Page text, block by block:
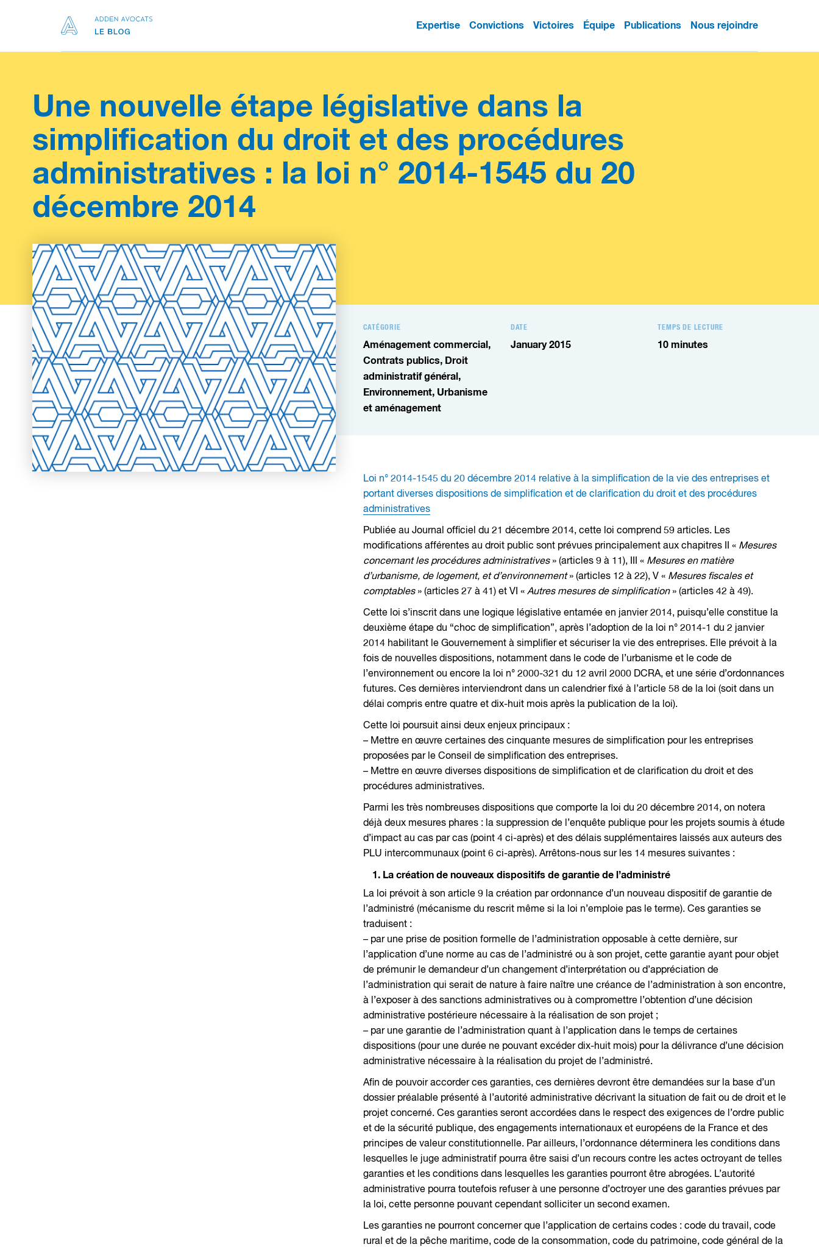
Expertise Convictions Victoires Équipe Publications Nous rejoindre
Une nouvelle étape législative dans la
simplification du droit et des procédures
administratives : la loi n° 2014-1545 du 20
décembre 2014
CATÉGORIE
Aménagement commercial,
Contrats publics, Droit
administratif général,
Environnement, Urbanisme
et aménagement
DATE
January 2015
TEMPS DE LECTURE
10 minutes
Loi n° 2014-1545 du 20 décembre 2014 relative à la simplification de la vie des entreprises et
portant diverses dispositions de simplification et de clarification du droit et des procédures
administratives
Publiée au Journal officiel du 21 décembre 2014, cette loi comprend 59 articles. Les
modifications afférentes au droit public sont prévues principalement aux chapitres II « Mesures
concernant les procédures administratives» (articles 9 à 11), III « Mesures en matière
d’urbanisme, de logement, et d’environnement» (articles 12 à 22), V « Mesures fiscales et
comptables » (articles 27 à 41) et VI «Autres mesures de simplification » (articles 42 à 49).
Cette loi s’inscrit dans une logique législative entamée en janvier 2014, puisqu’elle constitue la
deuxième étape du “choc de simplification”, après l’adoption de la loi n° 2014-1 du 2 janvier
2014 habilitant le Gouvernement à simplifier et sécuriser la vie des entreprises. Elle prévoit à la
fois de nouvelles dispositions, notamment dans le code de l’urbanisme et le code de
l’environnement ou encore la loi n° 2000-321 du 12 avril 2000 DCRA, et une série d’ordonnances
futures. Ces dernières interviendront dans un calendrier fixé à l’article 58 de la loi (soit dans un
délai compris entre quatre et dix-huit mois après la publication de la loi).
Cette loi poursuit ainsi deux enjeux principaux :
– Mettre en œuvre certaines des cinquante mesures de simplification pour les entreprises
proposées par le Conseil de simplification des entreprises.
– Mettre en œuvre diverses dispositions de simplification et de clarification du droit et des
procédures administratives.
Parmi les très nombreuses dispositions que comporte la loi du 20 décembre 2014, on notera
déjà deux mesures phares : la suppression de l’enquête publique pour les projets soumis à étude
d’impact au cas par cas (point 4 ci-après) et des délais supplémentaires laissés aux auteurs des
PLU intercommunaux (point 6 ci-après). Arrêtons-nous sur les 14 mesures suivantes :
1. La création de nouveaux dispositifs de garantie de l’administré
La loi prévoit à son article 9 la création par ordonnance d’un nouveau dispositif de garantie de
l’administré (mécanisme du rescrit même si la loi n’emploie pas le terme). Ces garanties se
traduisent :
– par une prise de position formelle de l’administration opposable à cette dernière, sur
l’application d’une norme au cas de l’administré ou à son projet, cette garantie ayant pour objet
de prémunir le demandeur d’un changement d’interprétation ou d’appréciation de
l’administration qui serait de nature à faire naître une créance de l’administration à son encontre,
à l’exposer à des sanctions administratives ou à compromettre l’obtention d’une décision
administrative postérieure nécessaire à la réalisation de son projet ;
– par une garantie de l’administration quant à l’application dans le temps de certaines
dispositions (pour une durée ne pouvant excéder dix-huit mois) pour la délivrance d’une décision
administrative nécessaire à la réalisation du projet de l’administré.
Afin de pouvoir accorder ces garanties, ces dernières devront être demandées sur la base d’un
dossier préalable présenté à l’autorité administrative décrivant la situation de fait ou de droit et le
projet concerné. Ces garanties seront accordées dans le respect des exigences de l’ordre public
et de la sécurité publique, des engagements internationaux et européens de la France et des
principes de valeur constitutionnelle. Par ailleurs, l’ordonnance déterminera les conditions dans
lesquelles le juge administratif pourra être saisi d’un recours contre les actes octroyant de telles
garanties et les conditions dans lesquelles les garanties pourront être abrogées. L’autorité
administrative pourra toutefois refuser à une personne d’octroyer une des garanties prévues par
la loi, cette personne pouvant cependant solliciter un second examen.
Les garanties ne pourront concerner que l’application de certains codes : code du travail, code
rural et de la pêche maritime, code de la consommation, code du patrimoine, code général de la